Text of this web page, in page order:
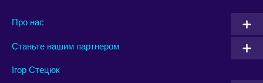
Про нас
Станьте нашим партнером
Ігор Стецюк